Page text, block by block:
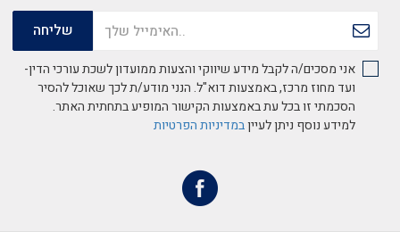
אני מסכים/ה לקבל מידע שיווקי והצעות ממועדון לשכת עורכי הדין-
ועד מחוז מרכז, באמצעות דוא"ל. הנני מודע/ת לכך שאוכל להסיר
הסכמתי זו בכל עת באמצעות הקישור המופיע בתחתית האתר.
למידע נוסף ניתן לעייןבמדיניות הפרטיות